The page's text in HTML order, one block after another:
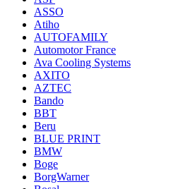
ASSO
Atiho
AUTOFAMILY
Automotor France
Ava Cooling Systems
AXITO
AZTEC
Bando
BBT
Beru
BLUE PRINT
BMW
Boge
BorgWarner